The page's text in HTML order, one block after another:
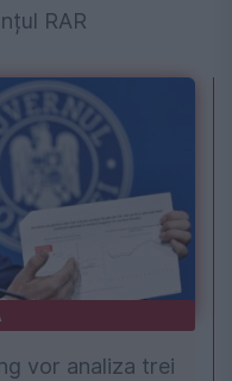
RAR
vor analiza trei